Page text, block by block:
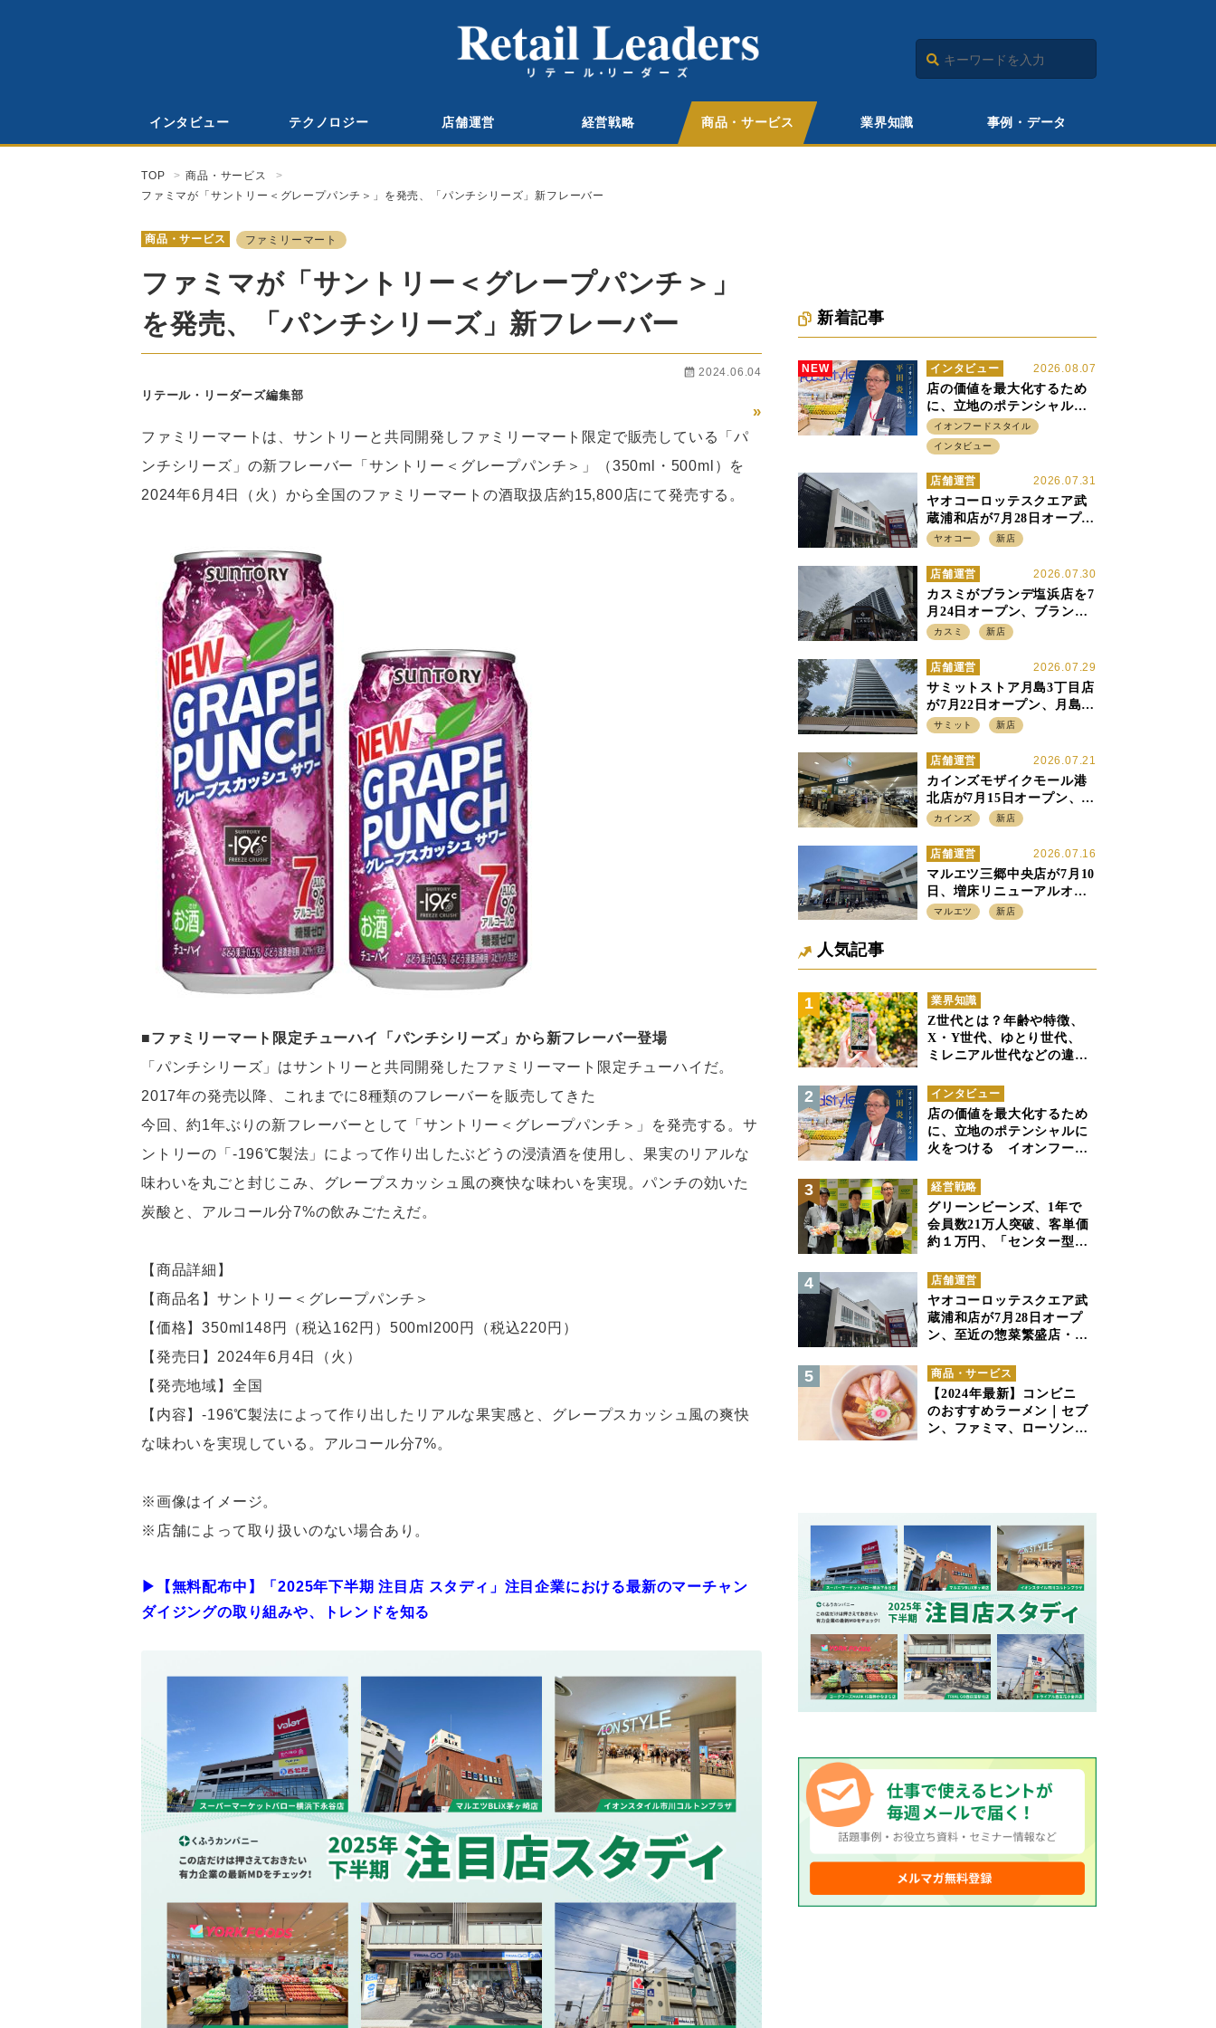
インタビュー テクノロジー 店舗運営 経営戦略 商品・サービス 業界知識 事例・データ
TOP
商品・サービス
ファミマが「サントリー＜グレープパンチ＞」を発売、「パンチシリーズ」新フレーバー
商品・サービス ファミリーマート
ファミマが「サントリー＜グレープパンチ＞」
を発売、「パンチシリーズ」新フレーバー
2024.06.04
リテール・リーダーズ編集部
»
ファミリーマートは、サントリーと共同開発しファミリーマート限定で販売している「パ
ンチシリーズ」の新フレーバー「サントリー＜グレープパンチ＞」（350ml・500ml）を
2024年6月4日（火）から全国のファミリーマートの酒取扱店約15,800店にて発売する。
■ファミリーマート限定チューハイ「パンチシリーズ」から新フレーバー登場
「パンチシリーズ」はサントリーと共同開発したファミリーマート限定チューハイだ。
2017年の発売以降、これまでに8種類のフレーバーを販売してきた
今回、約1年ぶりの新フレーバーとして「サントリー＜グレープパンチ＞」を発売する。サ
ントリーの「-196℃製法」によって作り出したぶどうの浸漬酒を使用し、果実のリアルな
味わいを丸ごと封じこみ、グレープスカッシュ風の爽快な味わいを実現。パンチの効いた
炭酸と、アルコール分7%の飲みごたえだ。
【商品詳細】
【商品名】サントリー＜グレープパンチ＞
【価格】350ml148円（税込162円）500ml200円（税込220円）
【発売日】2024年6月4日（火）
【発売地域】全国
【内容】-196℃製法によって作り出したリアルな果実感と、グレープスカッシュ風の爽快
な味わいを実現している。アルコール分7%。
※画像はイメージ。
※店舗によって取り扱いのない場合あり。
▶︎【無料配布中】「2025年下半期 注目店 スタディ」注目企業における最新のマーチャン
ダイジングの取り組みや、トレンドを知る
新着記事
NEW 2026.08.07
インタビュー
店の価値を最大化するため
に、立地のポテンシャルに
火をつける イオンフード
スタイル 平田 炎社長
イオンフードスタイル
インタビュー
2026.07.31
店舗運営
ヤオコーロッテスクエア武
蔵浦和店が7月28日オープ
ン、至近の惣菜繁盛店・武
すみ分け
ヤオコー 新店
2026.07.30
店舗運営
カスミがブランデ塩浜店を7
月24日オープン、ブランデ5
店目は生鮮、デリカ強化の
入れ
カスミ 新店
2026.07.29
店舗運営
サミットストア月島3丁目店
が7月22日オープン、月島の
58階建てタワーマンション1
を出店
サミット 新店
2026.07.21
店舗運営
カインズモザイクモール港
北店が7月15日オープン、出
店強化の神奈川県、駅前
カインズ 新店
2026.07.16
店舗運営
マルエツ三郷中央店が7月10
日、増床リニューアルオー
プン、「アーバン500坪モデ
マルエツ 新店
人気記事
業界知識
Z世代とは？年齢や特徴、
X・Y世代、ゆとり世代、
ミレニアル世代などの違い
インタビュー
店の価値を最大化するため
に、立地のポテンシャルに
火をつける イオンフード
経営戦略
グリーンビーンズ、1年で
会員数21万人突破、客単価
約１万円、「センター型の
も成立できるか
店舗運営
ヤオコーロッテスクエア武
蔵浦和店が7月28日オープ
ン、至近の惣菜繁盛店・武
すみ分け
商品・サービス
【2024年最新】コンビニ
のおすすめラーメン｜セブ
ン、ファミマ、ローソンの